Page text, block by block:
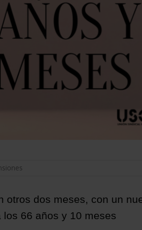
otros dos meses, con un
66 años y 10 meses